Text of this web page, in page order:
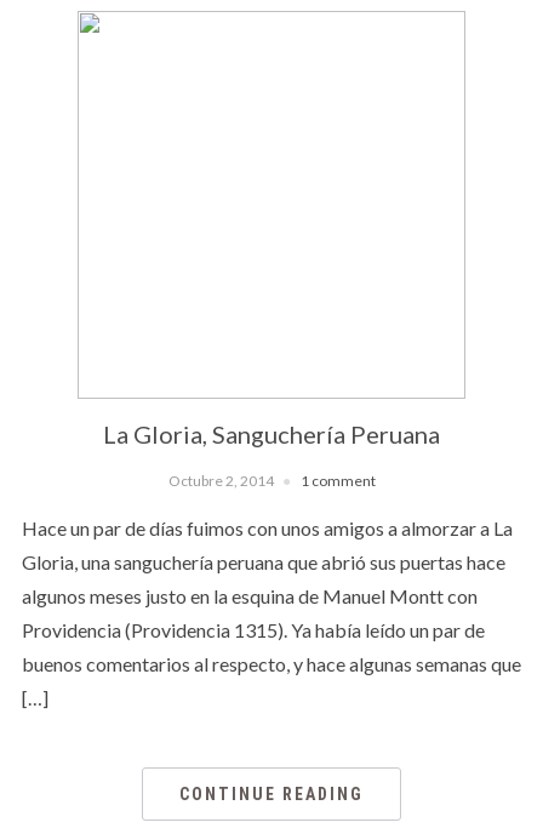
La Gloria, Sanguchería Peruana
Octubre 2, 2014 1 comment
Hace un par de días fuimos con unos amigos a almorzar a La
Gloria, una sanguchería peruana que abrió sus puertas hace
algunos meses justo en la esquina de Manuel Montt con
Providencia (Providencia 1315). Ya había leído un par de
buenos comentarios al respecto, y hace algunas semanas que
[…]
CONTINUE READING